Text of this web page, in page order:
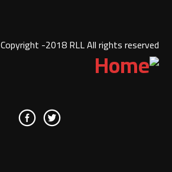
Copyright -2018 RLL All rights reserved